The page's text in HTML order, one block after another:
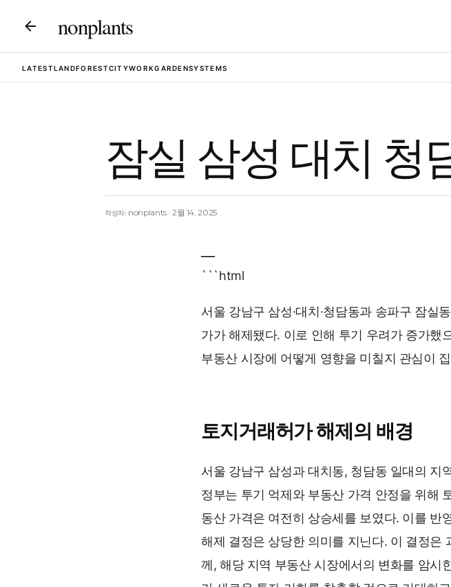
nonplants
LATESTLANDFORESTCITYWORKGARDENSYSTEMS
잠실 삼성 대치 청
작성자: nonplants 2월 14, 2025
```html
서울 강남구 삼성·대치·청담동과 송파구 잠실
가가 해제됐다. 이로 인해 투기 우려가 증가했
부동산 시장에 어떻게 영향을 미칠지 관심이
토지거래허가 해제의 배경
서울 강남구 삼성과 대치동, 청담동 일대의 지
정부는 투기 억제와 부동산 가격 안정을 위해
동산 가격은 여전히 상승세를 보였다. 이를 반
해제 결정은 상당한 의미를 지닌다. 이 결정은
께, 해당 지역 부동산 시장에서의 변화를 암시